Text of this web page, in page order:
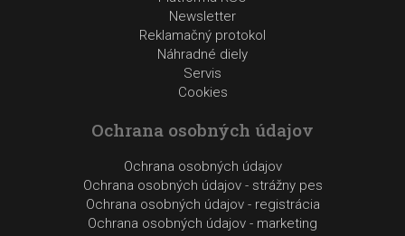
Newsletter
Reklamačný protokol
Náhradné diely
Servis
Cookies
Ochrana osobných údajov
Ochrana osobných údajov
Ochrana osobných údajov - strážny pes
Ochrana osobných údajov - registrácia
Ochrana osobných údajov - marketing